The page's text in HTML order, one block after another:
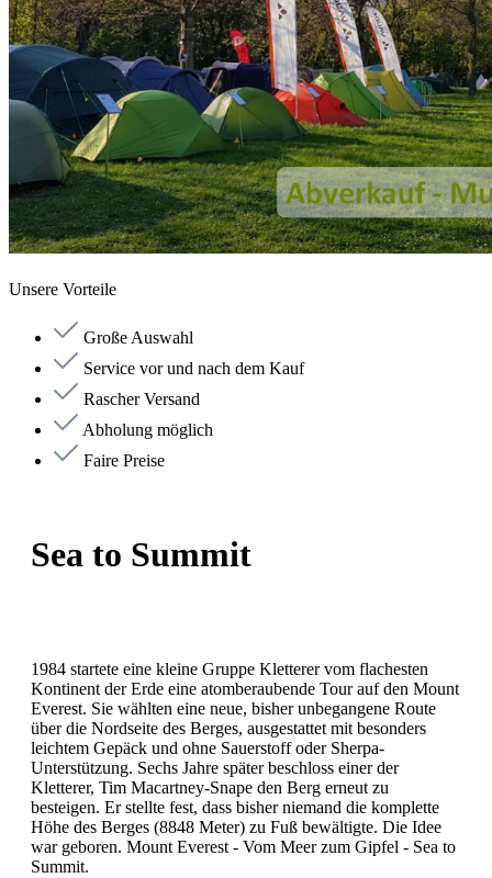
Unsere Vorteile
Große Auswahl
Service vor und nach dem Kauf
Rascher Versand
Abholung möglich
Faire Preise
Sea to Summit
1984 startete eine kleine Gruppe Kletterer vom flachesten
Kontinent der Erde eine atomberaubende Tour auf den Mount
Everest. Sie wählten eine neue, bisher unbegangene Route
über die Nordseite des Berges, ausgestattet mit besonders
leichtem Gepäck und ohne Sauerstoff oder Sherpa-
Unterstützung. Sechs Jahre später beschloss einer der
Kletterer, Tim Macartney-Snape den Berg erneut zu
besteigen. Er stellte fest, dass bisher niemand die komplette
Höhe des Berges (8848 Meter) zu Fuß bewältigte. Die Idee
war geboren. Mount Everest - Vom Meer zum Gipfel - Sea to
Summit.